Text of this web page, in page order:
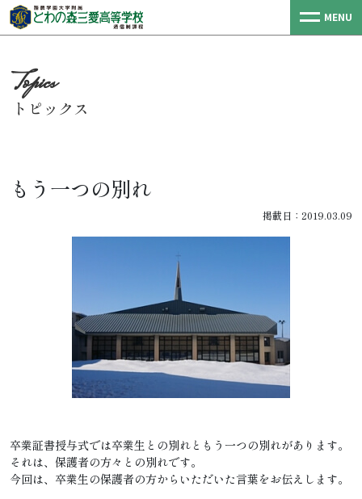
MENU
トピックス
もう一つの別れ
掲載日：2019.03.09
卒業証書授与式では卒業生との別れともう一つの別れがあります。
それは、保護者の方々との別れです。
今回は、卒業生の保護者の方からいただいた言葉をお伝えします。